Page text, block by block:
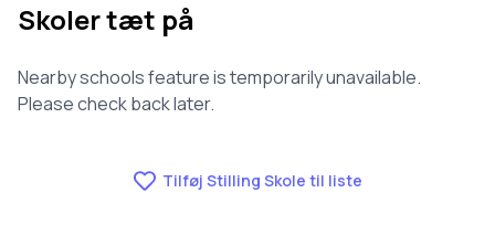
Skoler tæt på
Nearby schools feature is temporarily unavailable.
Please check back later.
Tilføj Stilling Skole til liste